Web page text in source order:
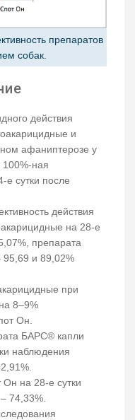
препаратов
собак.
действия
и
афаниптерозе у
100%-ная
е сутки после
действия
на 28-е
препарата
и 89,02%
при
8–9%
Он.
БАРС® капли
наблюдения
на 28-е сутки
74,33%.